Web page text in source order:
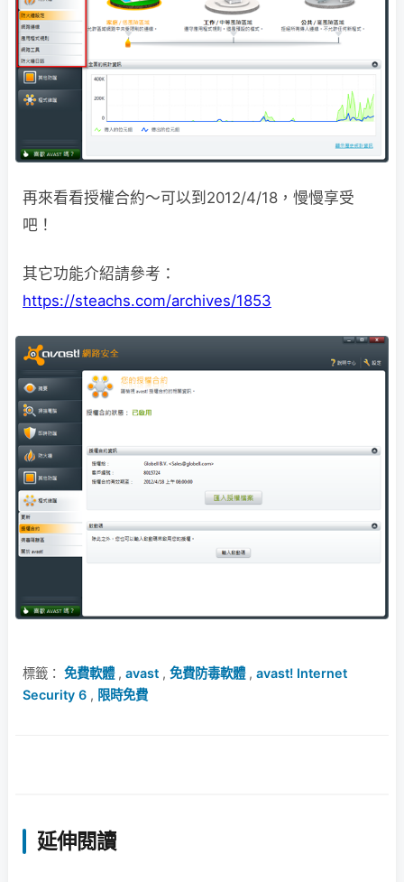
再來看看授權合約～可以到2012/4/18，慢慢享受
吧！
其它功能介紹請參考：
https://steachs.com/archives/1853
標籤： 免費軟體, avast , 免費防毒軟體, avast! Internet
Security 6 , 限時免費
延伸閱讀